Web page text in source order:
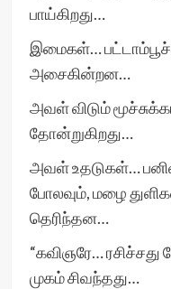
பாய்கிறது…
இமைகள்…
அசைகின்றன…
அவள் விடும்
தோன்றுகிறது…
அவள் உதடுகள்…
போலவும், மழை
தெரிந்தன…
“கவிஞரே…
முகம் சிவந்தது…